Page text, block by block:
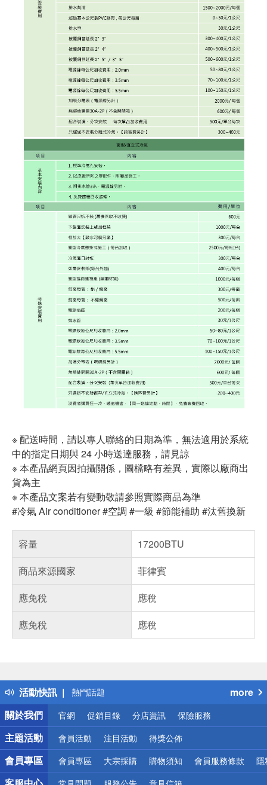
※ 配送時間，請以專人聯絡的日期為準，無法適用於系統
中的指定日期與 24 小時送達服務，請見諒
※ 本產品網頁因拍攝關係，圖檔略有差異，實際以廠商出
貨為主
※ 本產品文案若有變動敬請參照實際商品為準
#冷氣 Air conditioner #空調 #一級 #節能補助 #汰舊換新
容量
17200BTU
商品來源國家
菲律賓
應免稅
應稅
應免稅
應稅
活動快訊
得獎公告
熱門話題
銀行優惠
偏遠地區配送
詐騙網頁！請小心！
more
關於我們
官網 促銷目錄 分店資訊 保險服務
主題活動 會員活動 注目活動 得獎公佈
會員專區 會員專區 大宗採購 購物須知 會員服務條款 隱